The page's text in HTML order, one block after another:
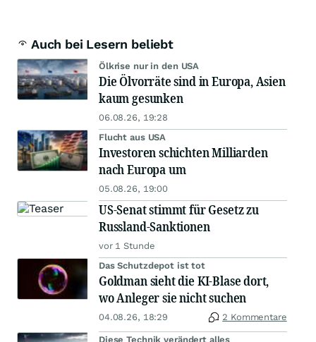
Auch bei Lesern beliebt
Ölkrise nur in den USA
Die Ölvorräte sind in Europa, Asien
kaum gesunken
06.08.26, 19:28
Flucht aus USA
Investoren schichten Milliarden
nach Europa um
05.08.26, 19:00
US-Senat stimmt für Gesetz zu
Russland-Sanktionen
vor 1 Stunde
Das Schutzdepot ist tot
Goldman sieht die KI-Blase dort,
wo Anleger sie nicht suchen
04.08.26, 18:29 2 Kommentare
Diese Technik verändert alles